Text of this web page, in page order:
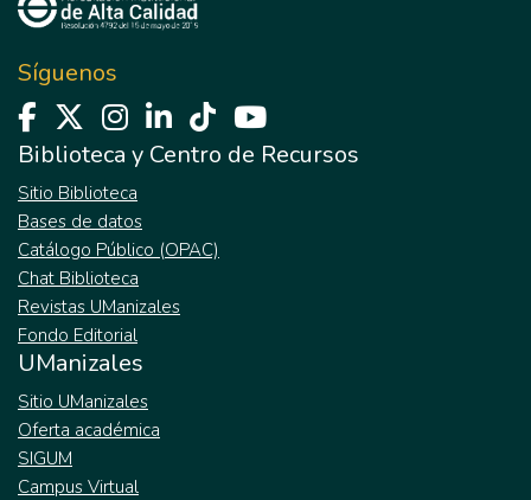
Síguenos
Biblioteca y Centro de Recursos
Sitio Biblioteca
Bases de datos
Catálogo Público (OPAC)
Chat Biblioteca
Revistas UManizales
Fondo Editorial
UManizales
Sitio UManizales
Oferta académica
SIGUM
Campus Virtual